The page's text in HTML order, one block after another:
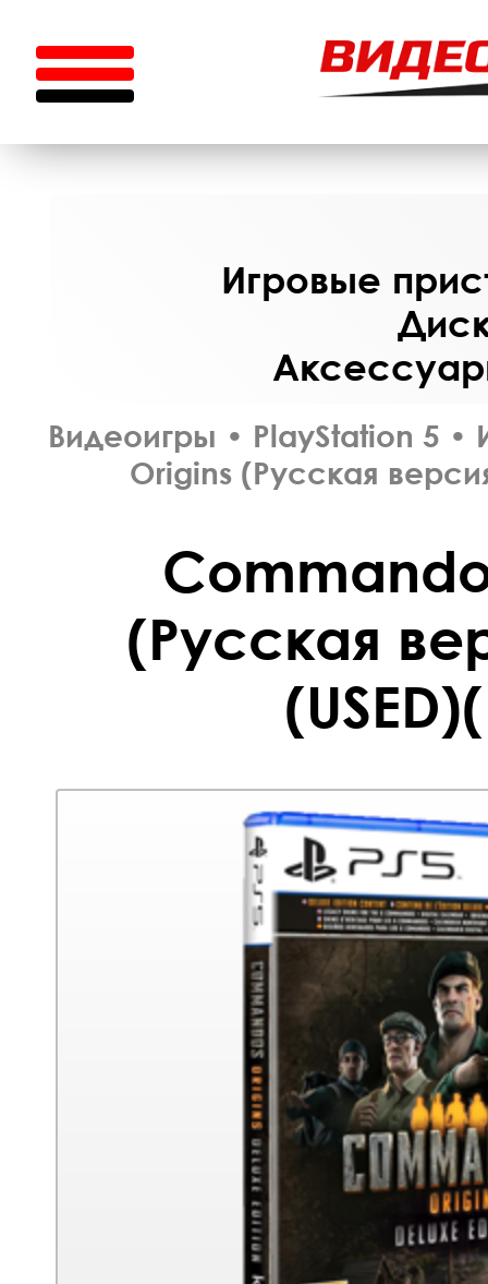
Игровые
Видеоигры • PlayStation 5 •
Origins (Русская
(Русская